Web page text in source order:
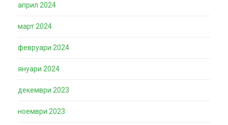
април 2024
март 2024
февруари 2024
януари 2024
декември 2023
ноември 2023